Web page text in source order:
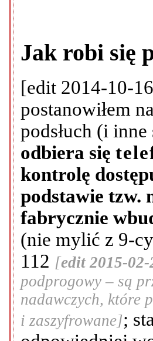
Jak robi się
[edit 2014-10-
postanowiłem
podsłuch (i
odbiera się
kontrolę
podstawie
fabrycznie
(nie mylić z 9-
112 [edit 2015-02-
podprogowy – są
nadawczych, które
i zaszyfrowane];